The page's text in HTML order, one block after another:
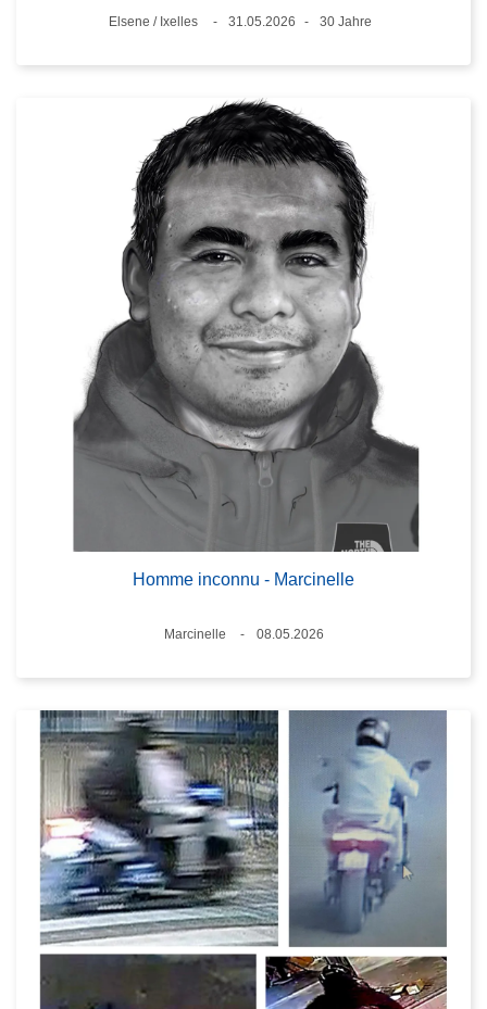
Standort
Elsene / Ixelles
31.05.2026
30 Jahre
Homme inconnu - Marcinelle
Standort
Marcinelle
08.05.2026